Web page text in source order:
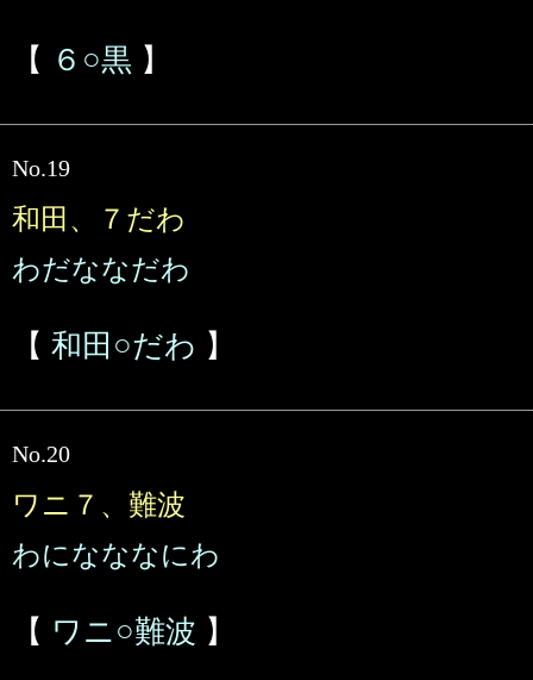
【 ６○黒 】
No.19
和田、７だわ
わだななだわ
【 和田○だわ 】
No.20
ワニ７、難波
わになななにわ
【 ワニ○難波 】